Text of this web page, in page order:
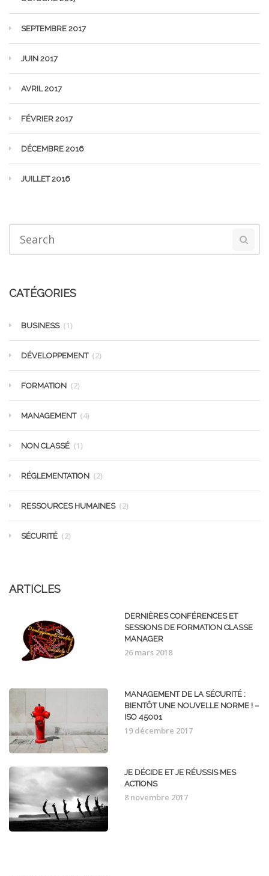
SEPTEMBRE 2017
JUIN 2017
AVRIL 2017
FÉVRIER 2017
DÉCEMBRE 2016
JUILLET 2016
CATÉGORIES
BUSINESS (1)
DÉVELOPPEMENT (2)
FORMATION (2)
MANAGEMENT (4)
NON CLASSÉ (1)
RÉGLEMENTATION (2)
RESSOURCES HUMAINES (2)
SÉCURITÉ (2)
ARTICLES
DERNIÈRES CONFÉRENCES ET
SESSIONS DE FORMATION CLASSE
MANAGER
26 mars 2018
MANAGEMENT DE LA SÉCURITÉ :
BIENTÔT UNE NOUVELLE NORME ! –
ISO 45001
19 décembre 2017
JE DÉCIDE ET JE RÉUSSIS MES
ACTIONS
8 novembre 2017